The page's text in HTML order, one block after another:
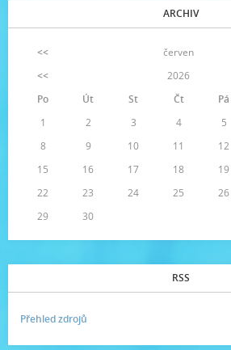
ARCHIV
<< červen
<<
2026
Po
Út St Čt Pá
1
2 3 4 5
8
9 10 11 12
15
16 17 18 19
22
23 24 25 26
29
30
RSS
Přehled zdrojů